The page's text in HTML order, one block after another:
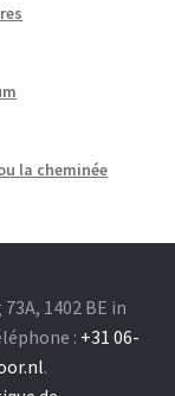
la cheminée
1402 BE in
: +31 06-
.